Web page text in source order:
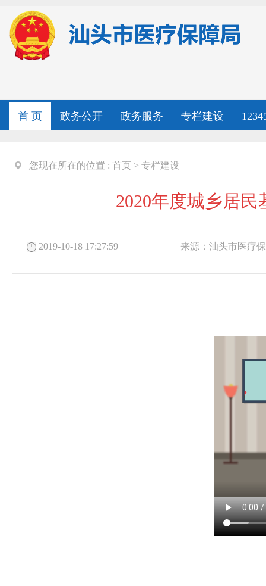
首 页 政务公开 政务服务 专栏建设
您现在所在的位置 : 首页 > 专栏建设
2020年度城乡居
2019-10-18 17:27:59 来源：汕头市医疗